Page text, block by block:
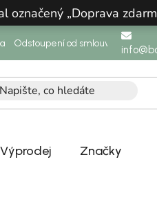
„Doprava
Odstoupení od smlouvy
Výprodej Značky